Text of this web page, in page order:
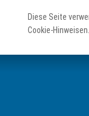
Diese Seite
Cookie-Hinweisen.